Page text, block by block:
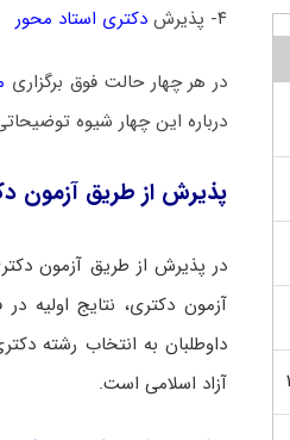
۴- پذیرش دکتری استاد محور
در هر چهار حالت فوق برگزاری
درباره این چهار شیوه
پذیرش از طریق آزمون
در پذیرش از طریق آزمون
آزمون دکتری، نتایج اولیه
داوطلبان به انتخاب رشته
آزاد اسلامی است.